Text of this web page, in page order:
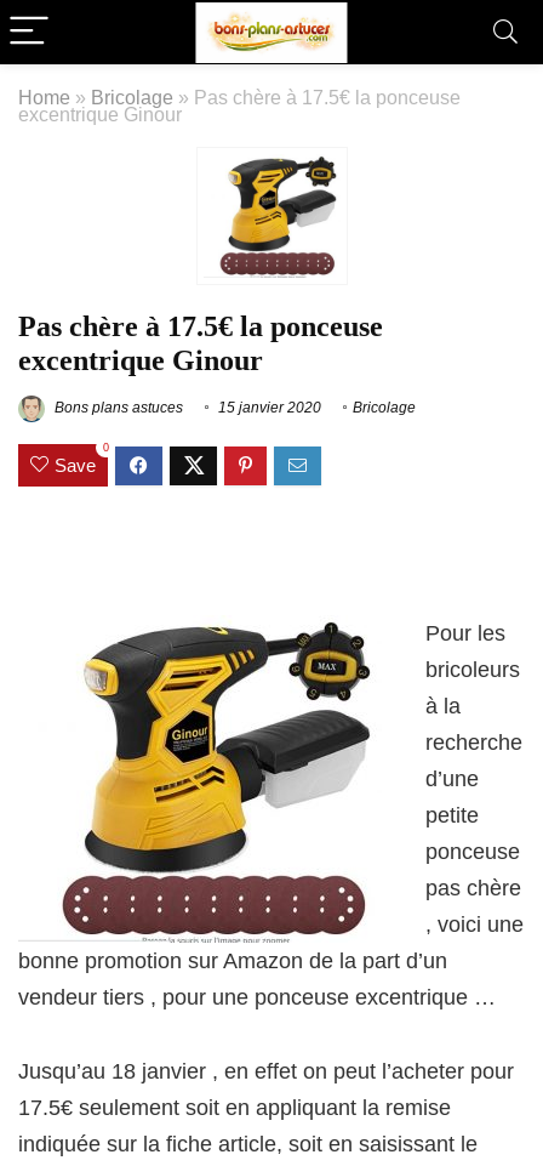
Home » Bricolage » Pas chère à 17.5€ la ponceuse
excentrique Ginour
Pas chère à 17.5€ la ponceuse
excentrique Ginour
Bons plans astuces 15 janvier 2020 Bricolage
Save
0
Pour les
bricoleurs
à la
recherche
d’une
petite
ponceuse
pas chère
, voici une
bonne promotion sur Amazon de la part d’un
vendeur tiers , pour une ponceuse excentrique …
Jusqu’au 18 janvier , en effet on peut l’acheter pour
17.5€ seulement soit en appliquant la remise
indiquée sur la fiche article, soit en saisissant le